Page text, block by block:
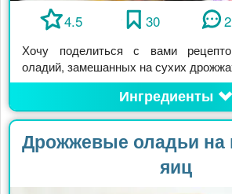
4.5 30 2
Хочу поделиться с вами
оладий, замешанных на сухих
Ингредиенты
Дрожжевые оладьи на
яиц